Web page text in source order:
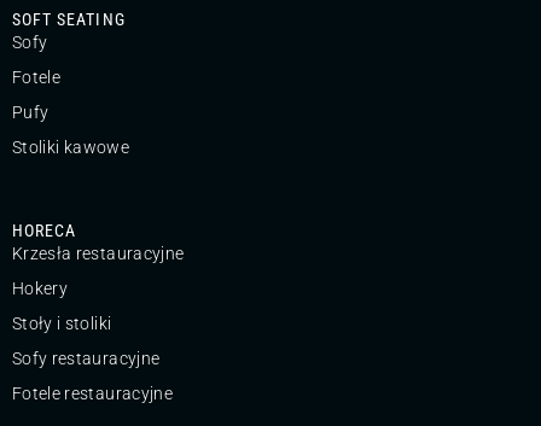
SOFT SEATING
Sofy
Fotele
Pufy
Stoliki kawowe
HORECA
Krzesła restauracyjne
Hokery
Stoły i stoliki
Sofy restauracyjne
Fotele restauracyjne